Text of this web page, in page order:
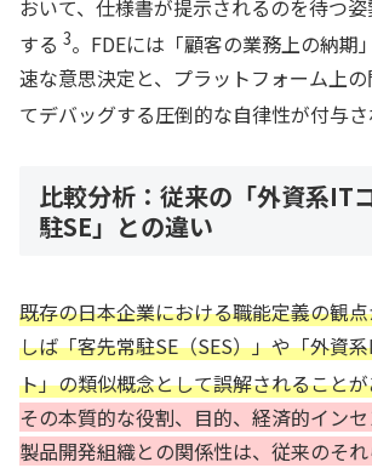
おいて、仕様書が提示されるのを待つ
する 3。FDEには「顧客の業務上の納期
速な意思決定と、プラットフォーム上
てデバッグする圧倒的な自律性が付与
比較分析：従来の「外資系IT
駐SE」との違い
既存の日本企業における職能定義の観
しば「客先常駐SE（SES）」や「外資
ト」の類似概念として誤解されること
その本質的な役割、目的、経済的イン
製品開発組織との関係性は、従来のそれ